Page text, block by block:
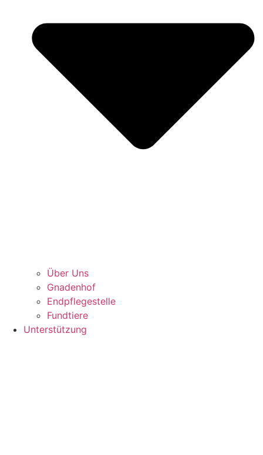
Über Uns
Gnadenhof
Endpflegestelle
Fundtiere
Unterstützung